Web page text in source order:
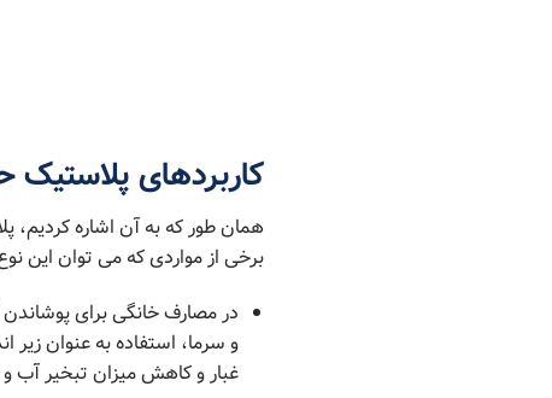
کاربردهای پلاستیک
همان طور که به آن اشاره
برخی از مواردی که می توان این نوع
در مصارف خانگی برای
و سرما، استفاده به عنوان
غبار و کاهش میزان تبخیر آب و